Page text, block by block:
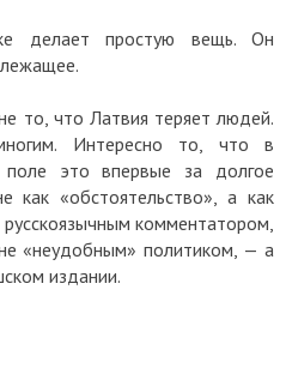
делает простую вещь. Он
то, что Латвия теряет людей.
Интересно то, что в
поле это впервые за долгое
как «обстоятельство», а как
русскоязычным комментатором,
«неудобным» политиком, — а
издании.